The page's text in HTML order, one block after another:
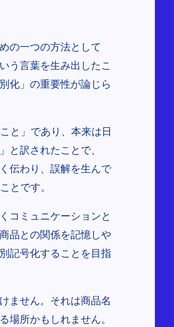
の一つの方法として
う言葉を生み出したこ
化」の重要性が論じら
と」であり、本来は日
訳されたことで、
伝わり、誤解を生んで
とです。
コミュニケーションと
品との関係を記憶しや
記号化することを目指
ません。それは商品名
所かもしれません。